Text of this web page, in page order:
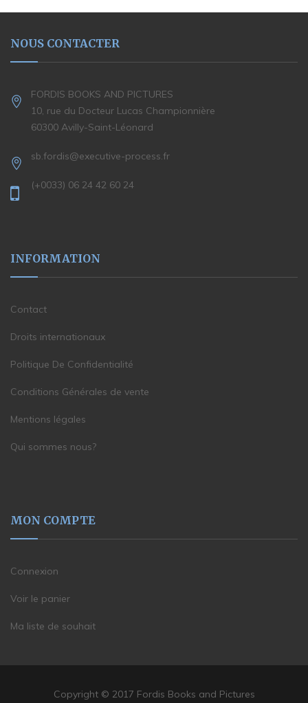
NOUS CONTACTER
FORDIS BOOKS AND PICTURES
10, rue du Docteur Lucas Championnière
60300 Avilly-Saint-Léonard
sb.fordis@executive-process.fr
(+0033) 06 24 42 60 24
INFORMATION
Contact
Droits internationaux
Politique De Confidentialité
Conditions Générales de vente
Mentions légales
Qui sommes nous?
MON COMPTE
Connexion
Voir le panier
Ma liste de souhait
Copyright © 2017 Fordis Books and Pictures